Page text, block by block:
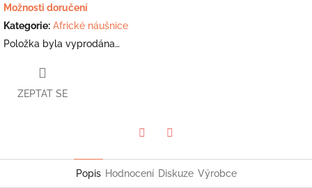
Možnosti doručení
Kategorie: Africké náušnice
Položka byla vyprodána…
ZEPTAT SE
Popis Hodnocení Diskuze Výrobce